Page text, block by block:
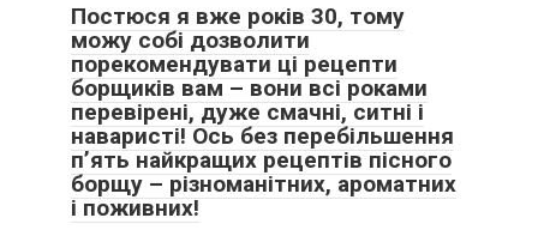
Постюся я вже років 30, тому
можу собі дозволити
порекомендувати ці рецепти
борщиків вам – вони всі роками
перевірені, дуже смачні, ситні і
наваристі! Ось без перебільшення
п’ять найкращих рецептів пісного
борщу – різноманітних, ароматних
і поживних!